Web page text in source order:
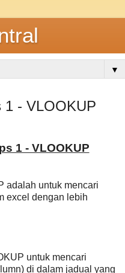
▼
1 - VLOOKUP
1 - VLOOKUP
adalah untuk mencari
excel dengan lebih
untuk mencari
di dalam jadual yang